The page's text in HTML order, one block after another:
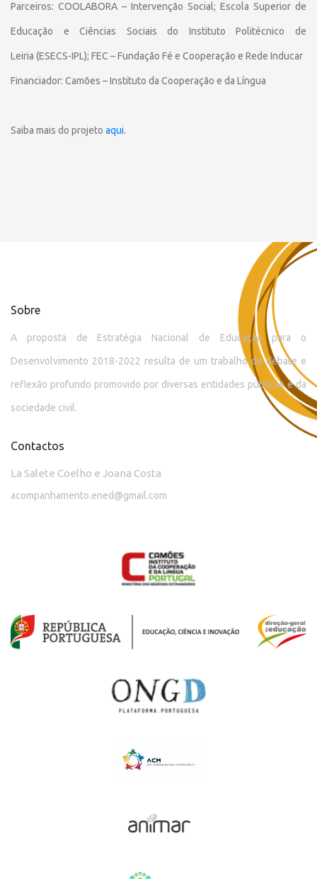
Parceiros: COOLABORA – Intervenção Social; Escola Superior de
Educação e Ciências Sociais do Instituto Politécnico de
Leiria (ESECS-IPL); FEC – Fundação Fé e Cooperação e Rede Inducar
Financiador: Camões – Instituto da Cooperação e da Língua
Saiba mais do projeto aqui.
Sobre
A proposta de Estratégia Nacional de Educação para o
Desenvolvimento 2018-2022 resulta de um trabalho de debate e
reflexão profundo promovido por diversas entidades públicas e da
sociedade civil.
Contactos
La Salete Coelho e Joana Costa
acompanhamento.ened@gmail.com